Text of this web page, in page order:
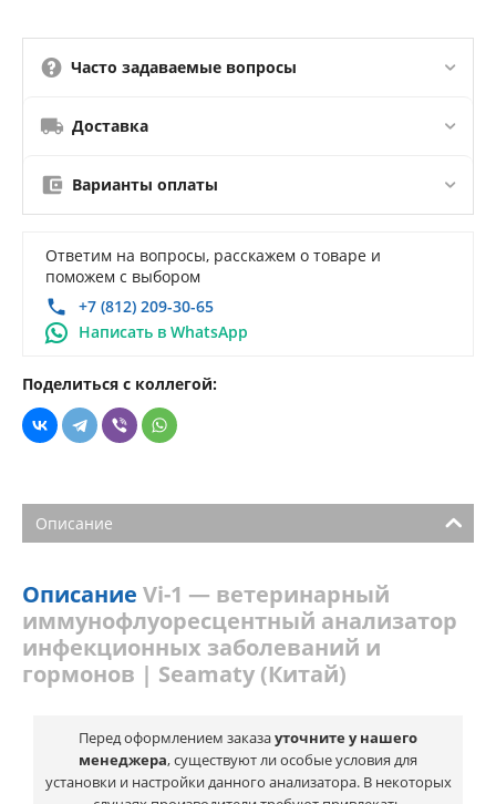
Часто задаваемые вопросы
Доставка
Варианты оплаты
Ответим на вопросы, расскажем о товаре и
поможем с выбором
+7 (812) 209-30-65
Написать в WhatsApp
Поделиться с коллегой:
Описание
Описание Vi-1 — ветеринарный
иммунофлуоресцентный анализатор
инфекционных заболеваний и
гормонов | Seamaty (Китай)
Перед оформлением заказауточните у нашего
менеджера, существуют ли особые условия для
установки и настройки данного анализатора. В некоторых